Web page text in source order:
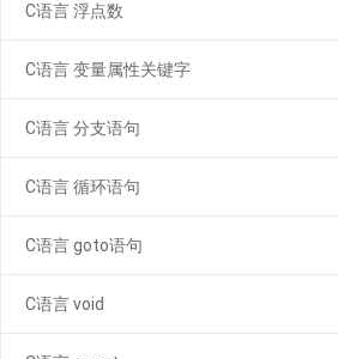
C语言 浮点数
C语言 变量属性关键字
C语言 分支语句
C语言 循环语句
C语言 goto语句
C语言 void